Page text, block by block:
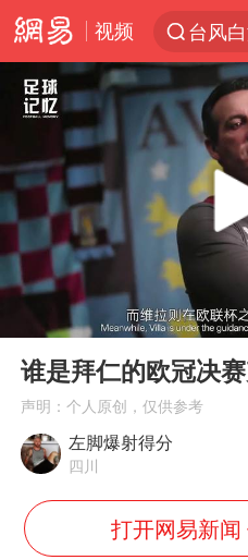
视频
台风
香港
浙江
四川
多所高
Play
00:00
谁是拜仁的欧冠决
声明：个人原创，仅供参考
左脚爆射得分
四川
打开网易新